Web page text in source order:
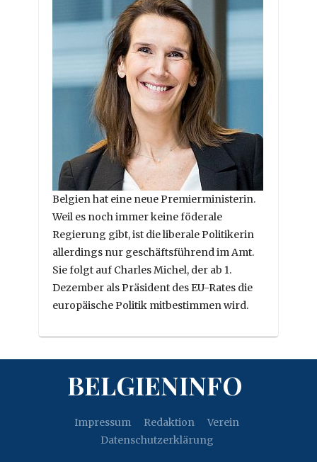
Belgien hat eine neue Premierministerin.
Weil es noch immer keine föderale
Regierung gibt, ist die liberale Politikerin
allerdings nur geschäftsführend im Amt.
Sie folgt auf Charles Michel, der ab 1.
Dezember als Präsident des EU-Rates die
europäische Politik mitbestimmen wird.
BELGIENINFO
Impressum Redaktion
Verein
Datenschutzerklärung